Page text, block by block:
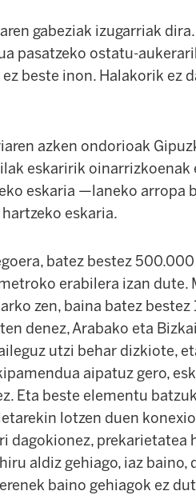
gabeziak izugarriak
pasatzeko ostatu-
beste inon. Halakorik ez
azken ondorioak
eskaririk
eskaria —laneko arropa
eskaria.
batez bestez
erabilera izan dute.
zen, baina batez
denez, Arabako eta
utzi behar dizkiote,
aipatuz gero,
Eta beste elementu
lotzen duen
dagokionez, prekarietatea
aldiz gehiago, iaz baino,
baino gehiagok ez